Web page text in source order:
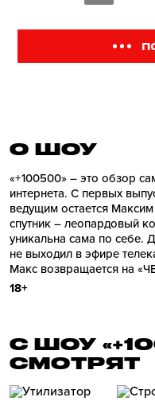
О ШОУ
«+100500» – это обзор
интернета. С первых
ведущим остается
спутник – леопардовый
уникальна сама по себе.
не выходил в эфире
Макс возвращается на
18+
С ШОУ
СМОТРЯТ